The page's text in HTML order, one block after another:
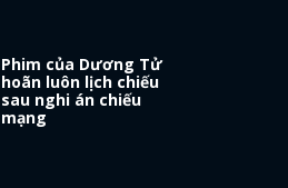
Phim của Dương Tử
hoãn luôn lịch chiếu
sau nghi án chiếu
mạng